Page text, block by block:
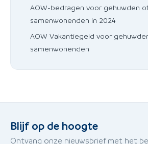
AOW-bedragen voor gehuwden of
samenwonenden in 2024
AOW Vakantiegeld voor
samenwonenden
Blijf op de hoogte
Ontvang onze nieuwsbrief met het